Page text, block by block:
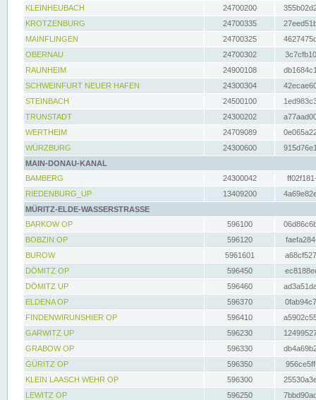
KLEINHEUBACH 24700200
KROTZENBURG
24700335
MAINFLINGEN
24700325
OBERNAU
24700302
RAUNHEIM
24900108
SCHWEINFURT NEUER HAFEN
24300304
STEINBACH
24500100
TRUNSTADT
24300202
WERTHEIM
24709089
WÜRZBURG
24300600
MAIN-DONAU-KANAL
BAMBERG
24300042
RIEDENBURG_UP
13409200
MÜRITZ-ELDE-WASSERSTRASSE
BARKOW OP
596100
BOBZIN OP
596120
BUROW
5961601
DÖMITZ OP
596450
DÖMITZ UP
596460
ELDENA OP
596370
FINDENWIRUNSHIER OP
596410
GARWITZ UP
596230
GRABOW OP
596330
GÜRITZ OP
596350
KLEIN LAASCH WEHR OP
596300
LEWITZ OP
596250